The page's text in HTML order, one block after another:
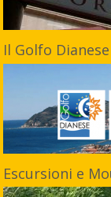
Il Golfo Dianese
Escursioni e